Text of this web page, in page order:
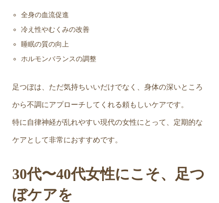
全身の血流促進
冷え性やむくみの改善
睡眠の質の向上
ホルモンバランスの調整
足つぼは、ただ気持ちいいだけでなく、身体の深いところ
から不調にアプローチしてくれる頼もしいケアです。
特に自律神経が乱れやすい現代の女性にとって、定期的な
ケアとして非常におすすめです。
30代〜40代女性にこそ、足つ
ぼケアを